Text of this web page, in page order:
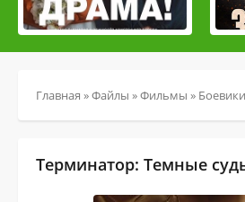
Главная »Файлы »Фильмы » Боевики
Терминатор: Темные